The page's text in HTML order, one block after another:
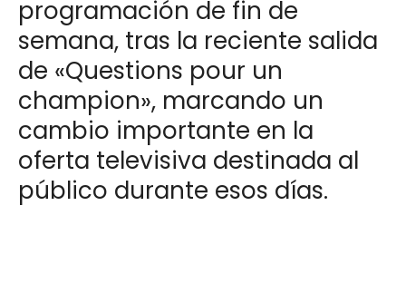
programación de fin de
semana, tras la reciente salida
de «Questions pour un
champion», marcando un
cambio importante en la
oferta televisiva destinada al
público durante esos días.